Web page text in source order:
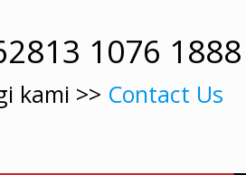
1076 1888
kami >> Contact Us